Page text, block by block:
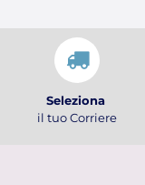
Seleziona
il tuo Corriere